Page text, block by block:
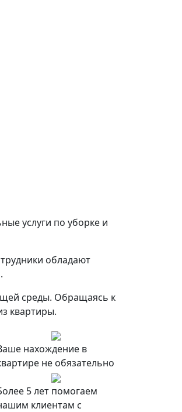
услуги по уборке и
обладают
среды. Обращаясь к
квартиры.
нахождение в
не обязательно
5 лет помогаем
клиентам с